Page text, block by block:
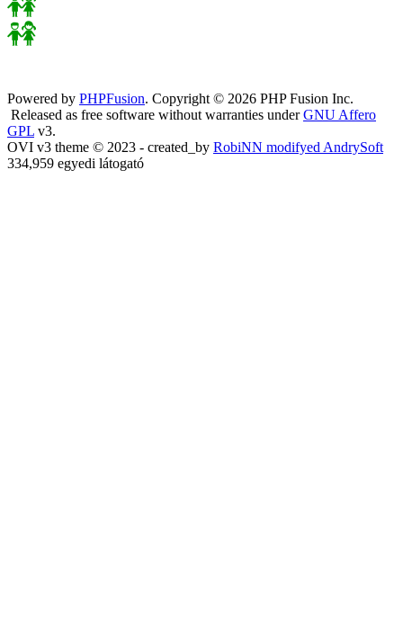
Powered by PHPFusion. Copyright © 2026 PHP Fusion Inc.
Released as free software without warranties underGNU Affero
GPL v3.
OVI v3 theme © 2023 - created_by RobiNN modifyed AndrySoft
334,959 egyedi látogató